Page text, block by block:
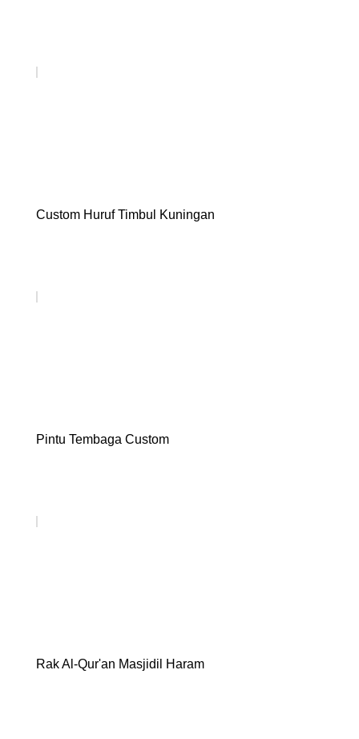
Custom Huruf Timbul Kuningan
Pintu Tembaga Custom
Rak Al-Qur'an Masjidil Haram